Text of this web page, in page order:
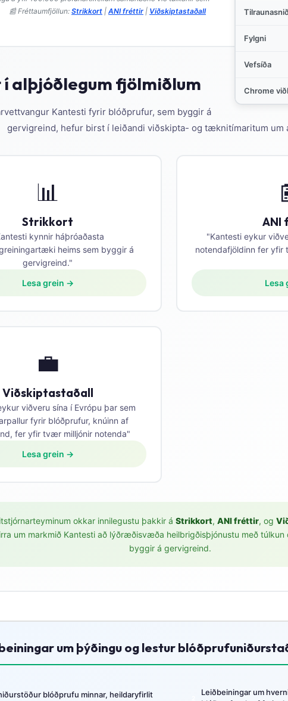
Tilraunasnið
Fylgni
Vefsíða
Chrome
📰 Fréttaumfjöllun: Strikkort | ANI fréttir | Viðskiptastaðall
í alþjóðlegum fjölmiðlum
Kantesti fyrir blóðprufur, sem byggir á
gervigreind, hefur birst í leiðandi viðskipta- og tæknitímaritum um
📊
Strikkort
kynnir háþróaðasta
heims sem byggir á
gervigreind."
Lesa grein →
ANI
"Kantesti eykur
notendafjöldinn fer yfir
Lesa
💼
Viðskiptastaðall
viðveru sína í Evrópu þar sem
fyrir blóðprufur, knúinn af
fer yfir tvær milljónir notenda"
Lesa grein →
okkar innilegustu þakkir á Strikkort, ANI fréttir, og
um markmið Kantesti að lýðræðisvæða heilbrigðisþjónustu með
byggir á gervigreind.
um þýðingu og lestur
blóðprufu minnar, heildaryfirlit
Leiðbeiningar um